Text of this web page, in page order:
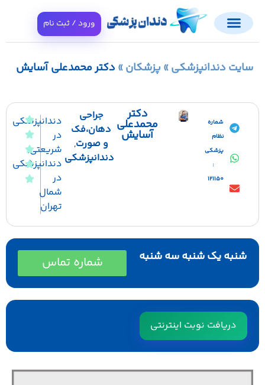
ورود / ثبت نام
دندانپزشکی»پزشکان»دکتر محمدعلی آسایش
شماره
پزشکی
121150
دکتر
محمدعلی
آسایش
جراحی
دهان،فک
و صورت,
دندانپزشکی
دندانپزشکی
در
شریعتی,
دندانپزشکی
شمال
تهران
شنبه یک شنبه سه شنبه شماره تماس
دریافت نوبت اینترنتی